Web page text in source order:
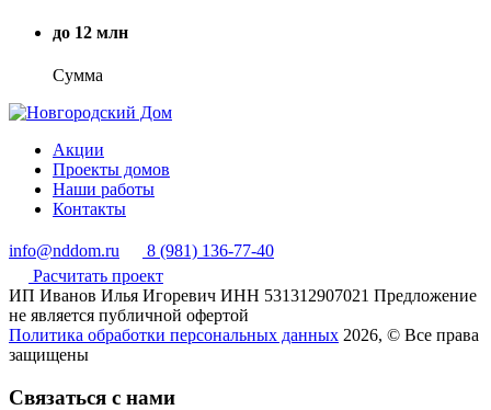
до 12 млн
Сумма
Акции
Проекты домов
Наши работы
Контакты
info@nddom.ru
8 (981) 136-77-40
Расчитать проект
ИП Иванов Илья Игоревич ИНН 531312907021 Предложение
не является публичной офертой
Политика обработки персональных данных 2026, © Все права
защищены
Связаться с нами